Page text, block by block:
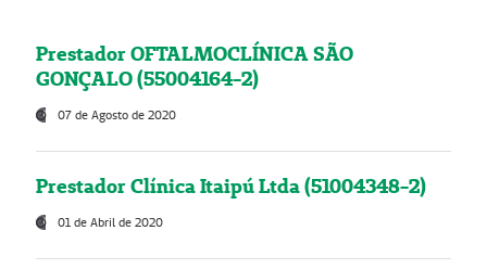
Prestador OFTALMOCLÍNICA SÃO
GONÇALO (55004164-2)
07 de Agosto de 2020
Prestador Clínica Itaipú Ltda (51004348-2)
01 de Abril de 2020